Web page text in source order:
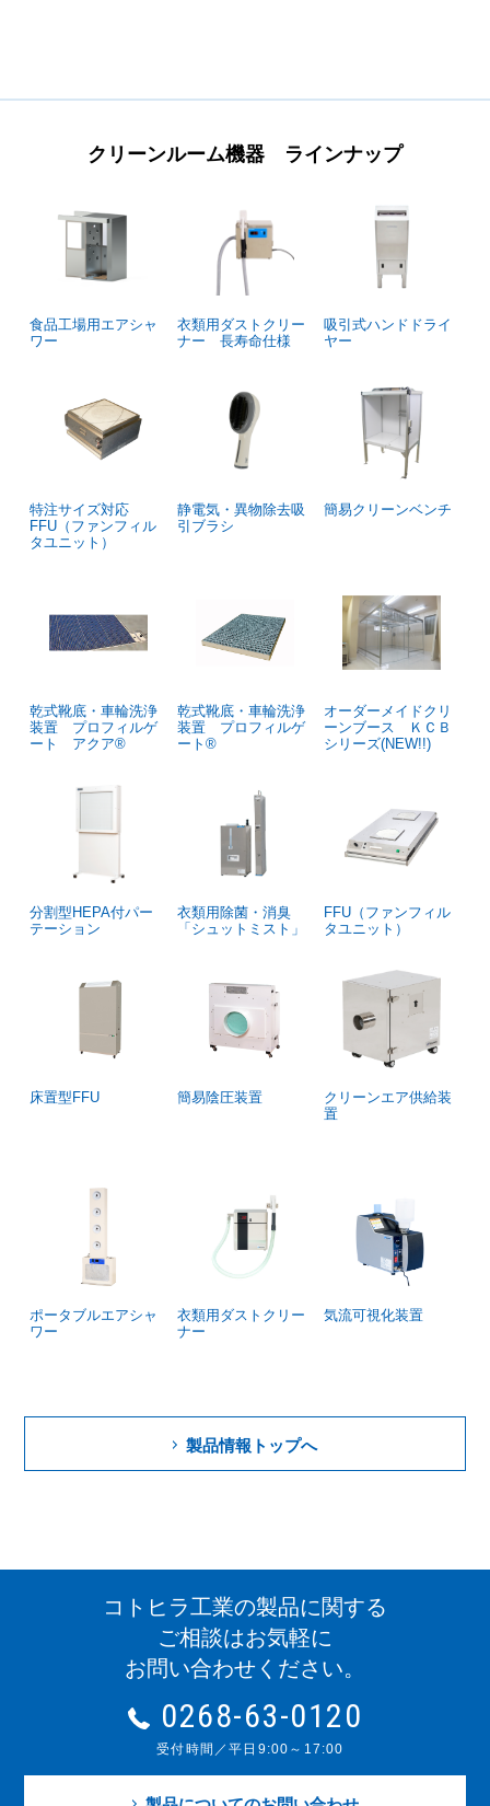
クリーンルーム機器 ラインナップ
食品工場用エアシャ
ワー
衣類用ダストクリー
ナー 長寿命仕様
吸引式ハンドドライ
ヤー
特注サイズ対応
FFU（ファンフィル
タユニット）
静電気・異物除去吸
引ブラシ
簡易クリーンベンチ
乾式靴底・車輪洗浄
装置 プロフィルゲ
ート アクア®
乾式靴底・車輪洗浄
装置 プロフィルゲ
ート®
オーダーメイドクリ
ーンブース ＫＣＢ
シリーズ(NEW!!)
分割型HEPA付パー
テーション
衣類用除菌・消臭
「シュットミスト」
FFU（ファンフィル
タユニット）
床置型FFU 簡易陰圧装置
クリーンエア供給装
置
ポータブルエアシャ
ワー
衣類用ダストクリー
ナー
気流可視化装置
製品情報トップへ
コトヒラ工業の製品に関する
ご相談はお気軽に
お問い合わせください。
0268-63-0120
受付時間／平日9:00～17:00